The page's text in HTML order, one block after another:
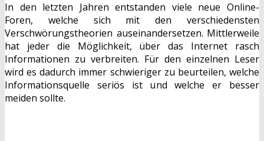
In den letzten Jahren entstanden viele neue Online-
Foren, welche sich mit den verschiedensten
Verschwörungstheorien auseinandersetzen. Mittlerweile
hat jeder die Möglichkeit, über das Internet rasch
Informationen zu verbreiten. Für den einzelnen Leser
wird es dadurch immer schwieriger zu beurteilen, welche
Informationsquelle seriös ist und welche er besser
meiden sollte.